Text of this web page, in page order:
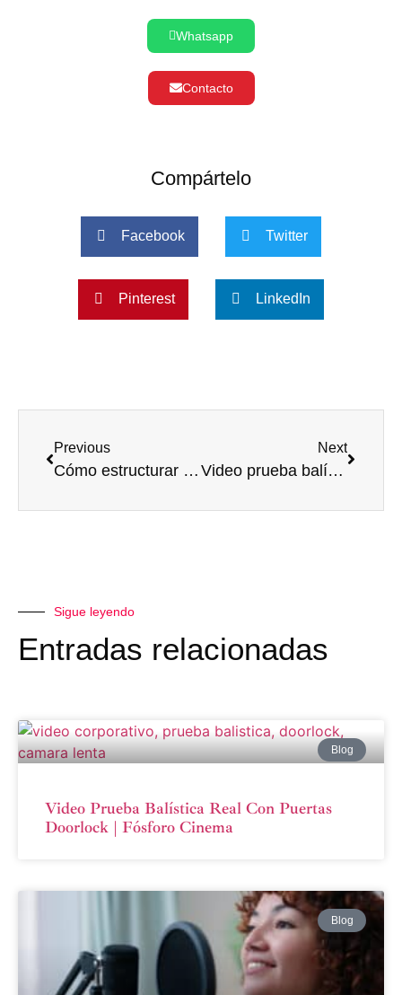
Whatsapp
Contacto
Compártelo
Facebook Twitter
Pinterest LinkedIn
Previous
Cómo estructurar un guión para un video corporativo efectivo
Next
Video prueba balística real con puertas Doorlock | Fósforo Cinema
Sigue leyendo
Entradas relacionadas
Blog
Video Prueba Balística Real Con Puertas
Doorlock | Fósforo Cinema
Blog